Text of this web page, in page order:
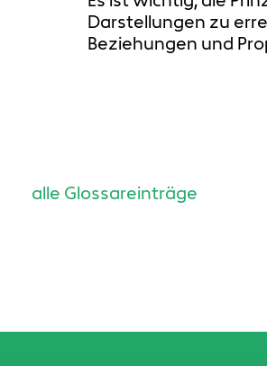
Darstellungen zu
Beziehungen und
alle Glossareinträge